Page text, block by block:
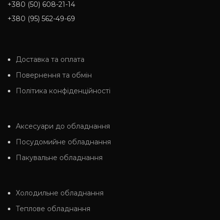
+380 (50) 608-21-14
+380 (95) 562-49-69
Доставка та оплата
Повернення та обмін
Політика конфіденційності
Аксесуари до обладнання
Посудомийне обладнання
Пакувальне обладнання
Холодильне обладнання
Теплове обладнання